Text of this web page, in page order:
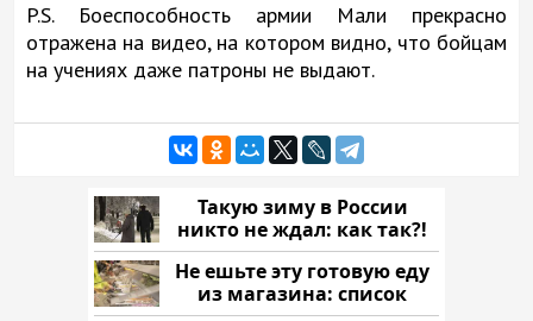
P.S. Боеспособность армии Мали прекрасно
отражена на видео, на котором видно, что бойцам
на учениях даже патроны не выдают.
Такую зиму в России
никто не ждал: как так?!
Не ешьте эту готовую еду
из магазина: список